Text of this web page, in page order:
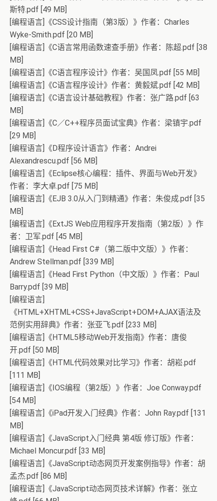
斯特.pdf [49 MB]
[编程语言]《CSS设计指南（第3版）》作者：Charles
Wyke-Smith.pdf [20 MB]
[编程语言]《C语言常用函数速查手册》作者：陈超.pdf [38
MB]
[编程语言]《C语言程序设计》作者：吴国凤.pdf [55 MB]
[编程语言]《C语言程序设计》作者：黄毅斌.pdf [42 MB]
[编程语言]《C语言设计基础教程》作者：张广路.pdf [63
MB]
[编程语言]《C／C++程序员面试宝典》作者：梁镇宇.pdf
[29 MB]
[编程语言]《D程序设计语言》作者：Andrei
Alexandrescu.pdf [56 MB]
[编程语言]《Eclipse核心编程：插件、界面与Web开发》
作者：李大卓.pdf [75 MB]
[编程语言]《EJB 3.0从入门到精通》作者：朱俊成.pdf [35
MB]
[编程语言]《ExtJS Web应用程序开发指南（第2版）》作
者：卫军.pdf [45 MB]
[编程语言]《Head First C#（第二版中文版）》作者：
Andrew Stellman.pdf [339 MB]
[编程语言]《Head First Python（中文版）》作者：Paul
Barry.pdf [39 MB]
[编程语言]
《HTML+XHTML+CSS+JavaScript+DOM+AJAX语法及
范例实用辞典》作者：张亚飞.pdf [233 MB]
[编程语言]《HTML5移动Web开发指南》作者：唐俊
开.pdf [50 MB]
[编程语言]《HTML代码效果对比学习》作者：胡崧.pdf
[111 MB]
[编程语言]《IOS编程（第2版）》作者：Joe Conway.pdf
[54 MB]
[编程语言]《iPad开发入门经典》作者：John Ray.pdf [131
MB]
[编程语言]《JavaScript入门经典 第4版 修订版》作者：
Michael Moncur.pdf [33 MB]
[编程语言]《JavaScript动态网页开发案例指导》作者：胡
孟杰.pdf [86 MB]
[编程语言]《JavaScript动态网页技术详解》作者：张立